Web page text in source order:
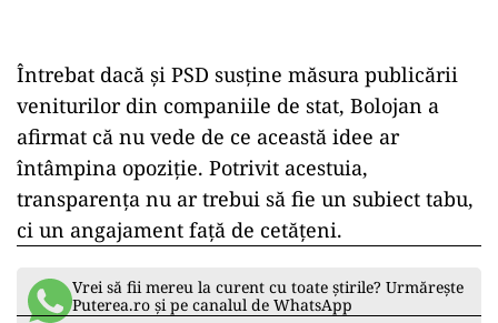
Întrebat dacă și PSD susține măsura publicării
veniturilor din companiile de stat, Bolojan a
afirmat că nu vede de ce această idee ar
întâmpina opoziție. Potrivit acestuia,
transparența nu ar trebui să fie un subiect tabu,
ci un angajament față de cetățeni.
Vrei să fii mereu la curent cu toate știrile? Urmărește
Puterea.ro și pe canalul de WhatsApp